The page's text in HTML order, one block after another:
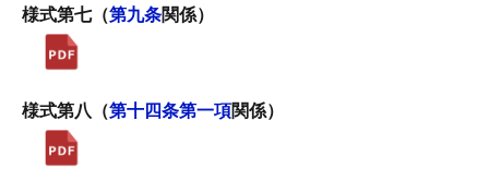
様式第七（第九条関係）
様式第八（第十四条第一項関係）